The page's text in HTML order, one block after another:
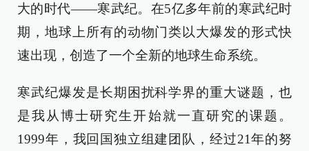
大的时代——寒武纪。在5亿多年前的寒武纪时
期，地球上所有的动物门类以大爆发的形式快
速出现，创造了一个全新的地球生命系统。
寒武纪爆发是长期困扰科学界的重大谜题，也
是我从博士研究生开始就一直研究的课题。
1999年，我回国独立组建团队，经过21年的努